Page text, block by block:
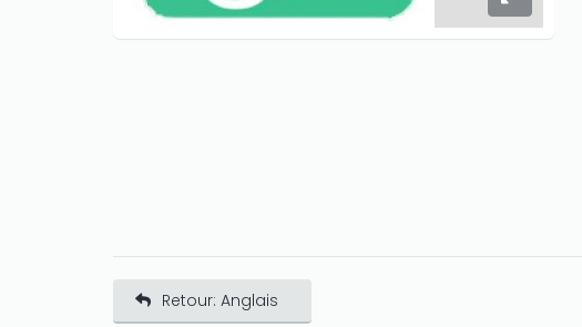
Retour: Anglais